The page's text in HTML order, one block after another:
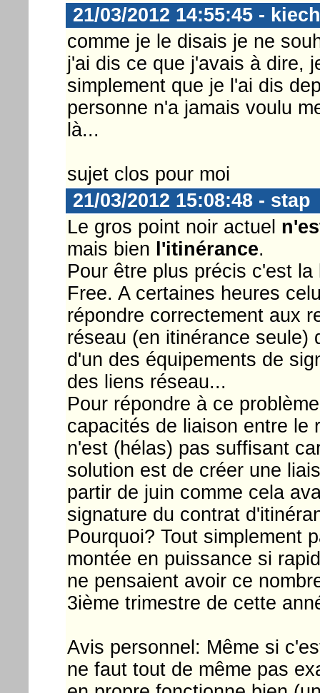
21/03/2012 14:55:45 -
comme je le disais je ne
j'ai dis ce que j'avais à dire,
simplement que je l'ai dis
personne n'a jamais voulu
là...
sujet clos pour moi
21/03/2012 15:08:48 - stap
Le gros point noir actuel
mais bien l'itinérance.
Pour être plus précis c'est
Free. A certaines heures
répondre correctement aux
réseau (en itinérance seule)
d'un des équipements de
des liens réseau...
Pour répondre à ce
capacités de liaison entre le
n'est (hélas) pas suffisant
solution est de créer une
partir de juin comme cela
signature du contrat
Pourquoi? Tout simplement
montée en puissance si
ne pensaient avoir ce
3ième trimestre de cette
Avis personnel: Même si
ne faut tout de même pas